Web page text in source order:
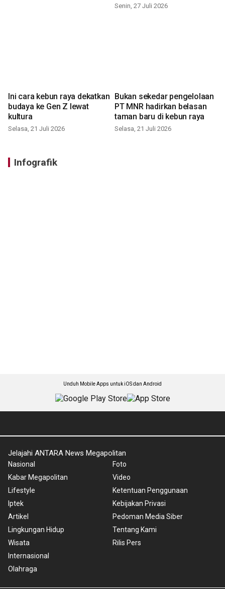
Senin, 27 Juli 2026
Ini cara kebun raya dekatkan
budaya ke Gen Z lewat
kultura
Selasa, 21 Juli 2026
Bukan sekedar pengelolaan
PT MNR hadirkan belasan
taman baru di kebun raya
Selasa, 21 Juli 2026
Infografik
Unduh Mobile Apps untuk iOS dan Android
Jelajahi ANTARA News Megapolitan
Nasional
Kabar Megapolitan
Lifestyle
Iptek
Artikel
Lingkungan Hidup
Wisata
Internasional
Olahraga
Foto
Video
Ketentuan Penggunaan
Kebijakan Privasi
Pedoman Media Siber
Tentang Kami
Rilis Pers